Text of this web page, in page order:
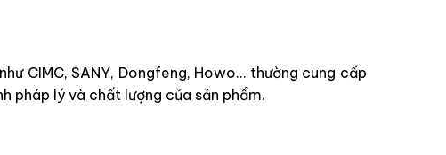
CIMC, SANY, Dongfeng, Howo… thường cung cấp
pháp lý và chất lượng của sản phẩm.